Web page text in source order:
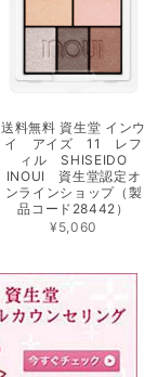
送料無料 資生堂 インウ
イ アイズ 11 レフ
ィル SHISEIDO
INOUI 資生堂認定オ
ンラインショップ（製
品コード28442）
¥5,060